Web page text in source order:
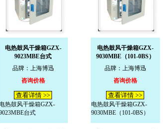
电热鼓风干燥箱GZX-
9023MBE台式
品牌：上海博迅
咨询价格
查看详情 >>
热鼓风干燥箱GZX-
台式
电热鼓风干燥箱GZX-
9030MBE（101-0BS）
品牌：上海博迅
咨询价格
查看详情 >>
电热鼓风干燥箱GZX-
9030MBE（101-0BS）